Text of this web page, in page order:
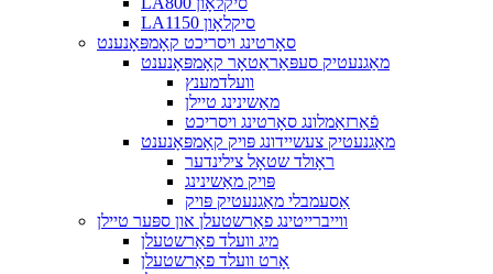
LA1150 סיקלאָון
סאָרטינג ויסריכט קאָמפּאָנענט
מאַגנעטיק סעפּאַראַטאָר קאָמפּאָנענט
וועלדמענץ
מאַשינינג טיילן
פֿאַרזאַמלונג סאָרטינג ויסריכט
מאַגנעטיק צעשיידונג פּויק קאָמפּאָנענט
ראָולד שטאָל צילינדער
פּויק מאַשינינג
אַסעמבלי מאַגנעטיק פּויק
ווייברייטינג פאַרשטעלן און ספּער טיילן
מיג וועלד פאַרשטעלן
אָרט וועלד פאַרשטעלן